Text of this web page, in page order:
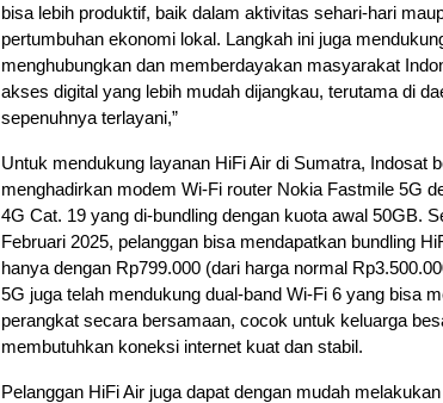
bisa lebih produktif, baik dalam aktivitas sehari-hari
pertumbuhan ekonomi lokal. Langkah ini juga
menghubungkan dan memberdayakan masyarakat
akses digital yang lebih mudah dijangkau, terutama di
sepenuhnya terlayani,”
Untuk mendukung layanan HiFi Air di Sumatra, Indosat
menghadirkan modem Wi-Fi router Nokia Fastmile 5G
4G Cat. 19 yang di-bundling dengan kuota awal 50GB.
Februari 2025, pelanggan bisa mendapatkan bundling
hanya dengan Rp799.000 (dari harga normal
5G juga telah mendukung dual-band Wi-Fi 6 yang bisa
perangkat secara bersamaan, cocok untuk keluarga
membutuhkan koneksi internet kuat dan stabil.
Pelanggan HiFi Air juga dapat dengan mudah